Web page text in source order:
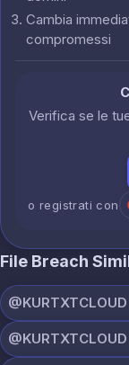
Cambia
compromessi
Verifica se le
o registrati con
File Breach